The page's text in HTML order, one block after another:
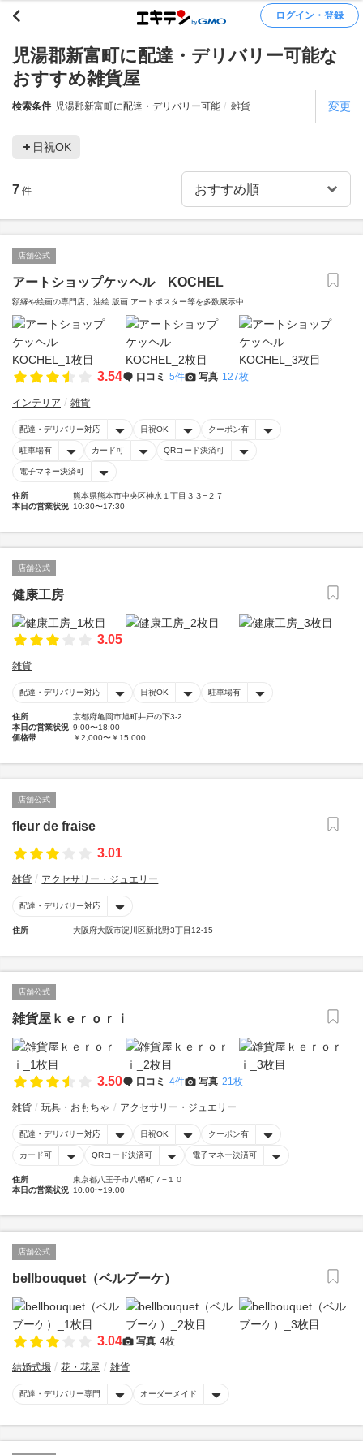
ログイン・登録
児湯郡新富町に配達・デリバリー可能な
おすすめ雑貨屋
検索条件 児湯郡新富町に配達・デリバリー可能 雑貨 変更
日祝OK
7 件
店舗公式
アートショップケッヘル KOCHEL
額縁や絵画の専門店、油絵 版画 アートポスター等を多数展示中
3.54 口コミ 5件 写真 127枚
インテリア 雑貨
配達・デリバリー対応 日祝OK クーポン有
駐車場有 カード可 QRコード決済可
電子マネー決済可
住所
熊本県熊本市中央区神水１丁目３３−２７
本日の営業状況 10:30〜17:30
店舗公式
健康工房
3.05
雑貨
配達・デリバリー対応 日祝OK 駐車場有
住所
京都府亀岡市旭町井戸の下3-2
本日の営業状況 9:00〜18:00
価格帯
￥2,000〜￥15,000
店舗公式
fleur de fraise
3.01
雑貨 アクセサリー・ジュエリー
配達・デリバリー対応
住所 大阪府大阪市淀川区新北野3丁目12-15
店舗公式
雑貨屋ｋｅｒｏｒｉ
3.50 口コミ 4件 写真 21枚
雑貨 玩具・おもちゃ アクセサリー・ジュエリー
配達・デリバリー対応 日祝OK クーポン有
カード可 QRコード決済可 電子マネー決済可
住所
東京都八王子市八幡町７−１０
本日の営業状況 10:00〜19:00
店舗公式
bellbouquet（ベルブーケ）
3.04 写真 4枚
結婚式場 花・花屋 雑貨
配達・デリバリー専門 オーダーメイド